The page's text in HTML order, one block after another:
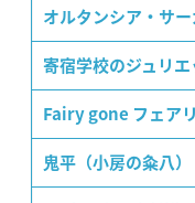
オルタンシア・サー
寄宿学校のジュリエ
Fairy gone フェア
鬼平（小房の粂八）